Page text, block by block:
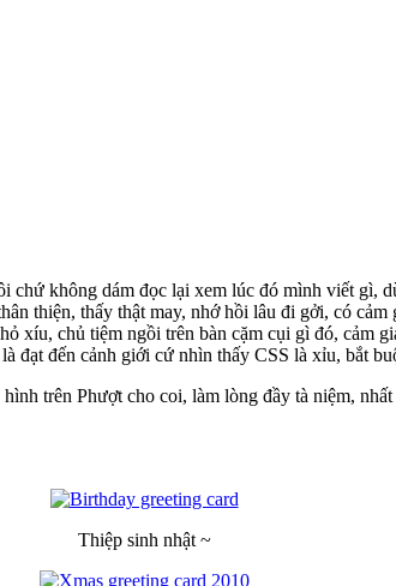
không dám đọc lại xem lúc đó mình viết gì,
thiện, thấy thật may, nhớ hồi lâu đi gởi, có
xíu, chủ tiệm ngồi trên bàn cặm cụi gì đó, cảm
đạt đến cảnh giới cứ nhìn thấy CSS là xỉu, bắt
trên Phượt cho coi, làm lòng đầy tà niệm,
Thiệp sinh nhật ~